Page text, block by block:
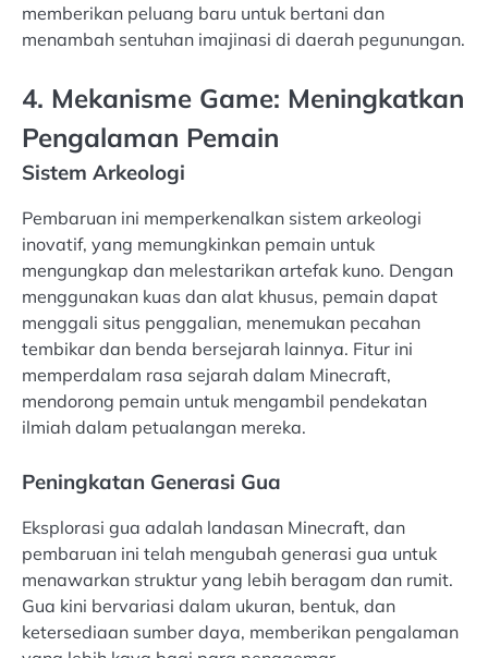
memberikan peluang baru untuk bertani dan
menambah sentuhan imajinasi di daerah pegunungan.
4. Mekanisme Game: Meningkatkan
Pengalaman Pemain
Sistem Arkeologi
Pembaruan ini memperkenalkan sistem arkeologi
inovatif, yang memungkinkan pemain untuk
mengungkap dan melestarikan artefak kuno. Dengan
menggunakan kuas dan alat khusus, pemain dapat
menggali situs penggalian, menemukan pecahan
tembikar dan benda bersejarah lainnya. Fitur ini
memperdalam rasa sejarah dalam Minecraft,
mendorong pemain untuk mengambil pendekatan
ilmiah dalam petualangan mereka.
Peningkatan Generasi Gua
Eksplorasi gua adalah landasan Minecraft, dan
pembaruan ini telah mengubah generasi gua untuk
menawarkan struktur yang lebih beragam dan rumit.
Gua kini bervariasi dalam ukuran, bentuk, dan
ketersediaan sumber daya, memberikan pengalaman